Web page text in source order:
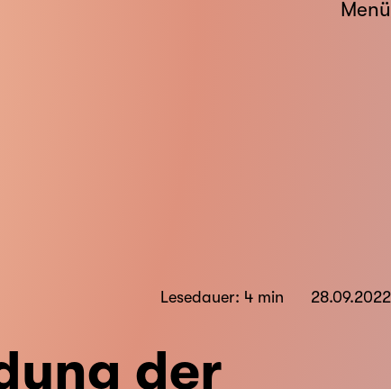
Menü
Lesedauer: 4 min 28.09.2022
der